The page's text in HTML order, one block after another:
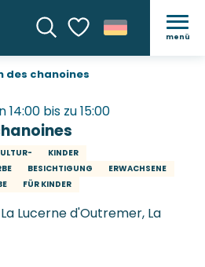
SucheVoir les favoris
menü
des chanoines
bis zu 15:00
KINDER
BESICHTIGUNG
ERWACHSENE
FÜR KINDER
Lucerne d'Outremer, La